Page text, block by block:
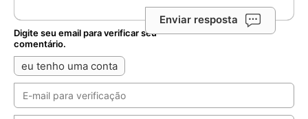
Enviar resposta
Digite seu email para verificar seu
comentário.
eu tenho uma conta